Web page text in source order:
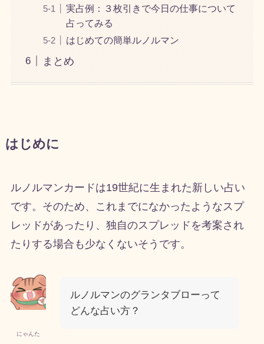
実占例：３枚引きで今日の仕事について
占ってみる
はじめての簡単ルノルマン
まとめ
はじめに
ルノルマンカードは19世紀に生まれた新しい占い
です。そのため、これまでになかったようなスプ
レッドがあったり、独自のスプレッドを考案され
たりする場合も少なくないそうです。
にゃんた
ルノルマンのグランタブローって
どんな占い方？